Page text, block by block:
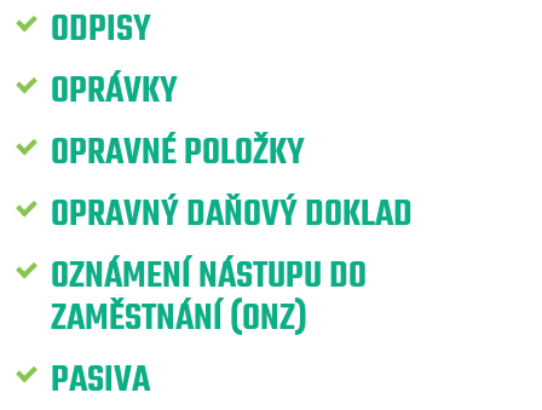
ODPISY
OPRÁVKY
OPRAVNÉ POLOŽKY
OPRAVNÝ DAŇOVÝ DOKLAD
OZNÁMENÍ NÁSTUPU DO
ZAMĚSTNÁNÍ (ONZ)
PASIVA